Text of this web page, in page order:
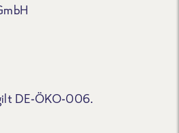
DE-ÖKO-006.